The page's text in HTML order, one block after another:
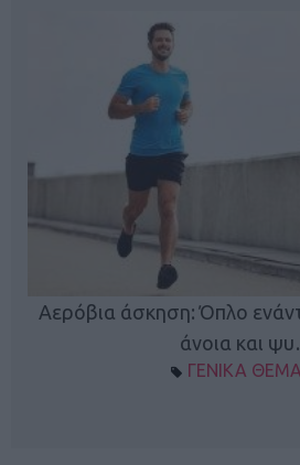
Αερόβια άσκηση: Όπλο
άνοια και
ΓΕΝΙΚΑ